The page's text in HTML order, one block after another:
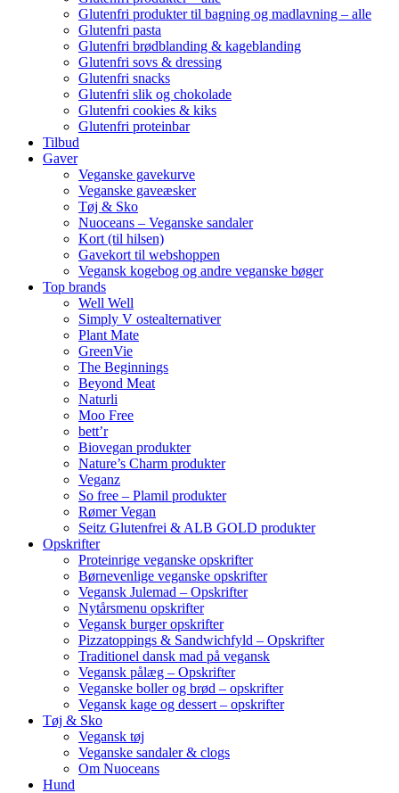
Glutenfri produkter til bagning og madlavning – alle
Glutenfri pasta
Glutenfri brødblanding & kageblanding
Glutenfri sovs & dressing
Glutenfri snacks
Glutenfri slik og chokolade
Glutenfri cookies & kiks
Glutenfri proteinbar
Tilbud
Gaver
Veganske gavekurve
Veganske gaveæsker
Tøj & Sko
Nuoceans – Veganske sandaler
Kort (til hilsen)
Gavekort til webshoppen
Vegansk kogebog og andre veganske bøger
Top brands
Well Well
Simply V ostealternativer
Plant Mate
GreenVie
The Beginnings
Beyond Meat
Naturli
Moo Free
bett’r
Biovegan produkter
Nature’s Charm produkter
Veganz
So free – Plamil produkter
Rømer Vegan
Seitz Glutenfrei & ALB GOLD produkter
Opskrifter
Proteinrige veganske opskrifter
Børnevenlige veganske opskrifter
Vegansk Julemad – Opskrifter
Nytårsmenu opskrifter
Vegansk burger opskrifter
Pizzatoppings & Sandwichfyld – Opskrifter
Traditionel dansk mad på vegansk
Vegansk pålæg – Opskrifter
Veganske boller og brød – opskrifter
Vegansk kage og dessert – opskrifter
Tøj & Sko
Vegansk tøj
Veganske sandaler & clogs
Om Nuoceans
Hund